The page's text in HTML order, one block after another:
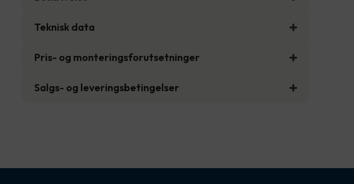
Teknisk data
Pris- og monteringsforutsetninger
Salgs- og leveringsbetingelser